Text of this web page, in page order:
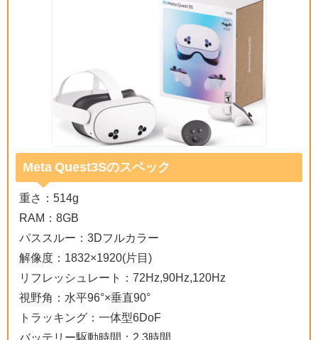
Meta Quest3Sのスペック
重さ：514g
RAM：8GB
パススルー：3Dフルカラー
解像度：1832×1920(片目)
リフレッシュレート：72Hz,90Hz,120Hz
視野角：水平96°×垂直90°
トラッキング：一体型6DoF
バッテリー駆動時間：2.3時間